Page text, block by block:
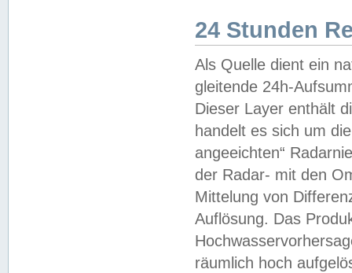
24 Stunden
Als Quelle dient ein
gleitende 24h-
Dieser Layer enthält
handelt es sich um
angeeichten“
der Radar- mit den
Mittelung von
Auflösung. Das
räumlich hoch